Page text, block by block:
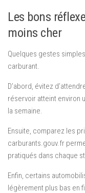
Les bons
moins cher
Quelques gestes
carburant.
D’abord, évitez
réservoir atteint environ
la semaine.
Ensuite, comparez les
carburants.gouv.fr
pratiqués dans chaque
Enfin, certains
légèrement plus bas en